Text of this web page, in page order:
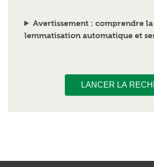
Avertissement : comprendre la
lemmatisation automatique et
LANCER LA